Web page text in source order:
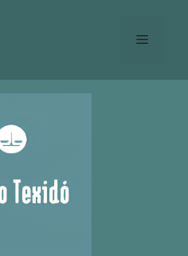
Menú